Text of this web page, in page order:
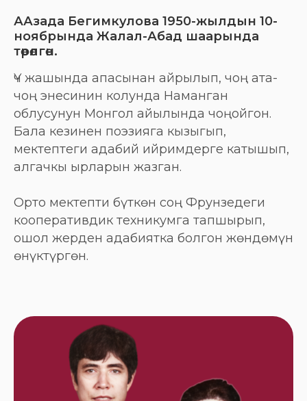
ААзада Бегимкулова 1950-жылдын 10-
ноябрында Жалал-Абад шаарында
төрөлгөн.
Үч жашында апасынан айрылып, чоң ата-
чоң энесинин колунда Наманган
облусунун Монгол айылында чоңойгон.
Бала кезинен поэзияга кызыгып,
мектептеги адабий ийримдерге катышып,
алгачкы ырларын жазган.
Орто мектепти бүткөн соң Фрунзедеги
кооперативдик техникумга тапшырып,
ошол жерден адабиятка болгон жөндөмүн
өнүктүргөн.